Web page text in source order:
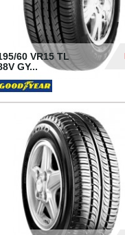
60 VR15 TL
GY...